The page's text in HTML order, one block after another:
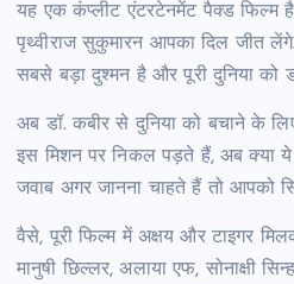
यह एक कंप्लीट एंटरटेनमेंट पैक्ड फिल्म
पृथ्वीराज सुकुमारन आपका दिल जीत
सबसे बड़ा दुश्मन है और पूरी दुनिया को
अब डॉ. कबीर से दुनिया को बचाने के
इस मिशन पर निकल पड़ते हैं, अब क्या ये
जवाब अगर जानना चाहते हैं तो आपको
वैसे, पूरी फिल्म में अक्षय और टाइगर
मानुषी छिल्लर, अलाया एफ, सोनाक्षी